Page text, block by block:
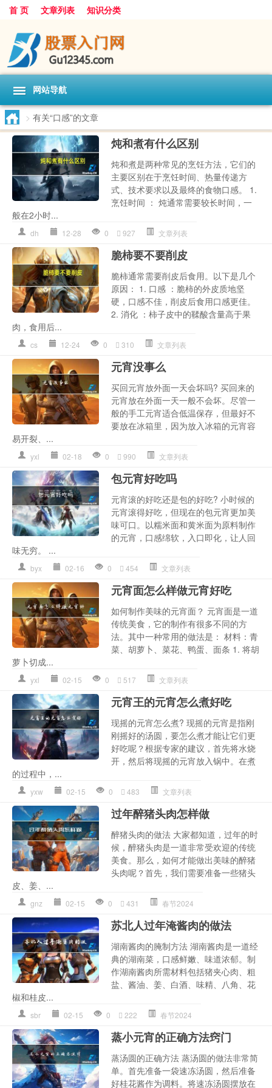
首 页 文章列表 知识分类
网站导航
> 有关“口感”的文章
炖和煮有什么区别
炖和煮是两种常见的烹饪方法，它们的
主要区别在于烹饪时间、热量传递方
式、技术要求以及最终的食物口感。 1.
烹饪时间 ： 炖通常需要较长时间，一
般在2小时...
dh 12-28 0 927 文章列表
脆柿要不要削皮
脆柿通常需要削皮后食用。以下是几个
原因： 1. 口感 ：脆柿的外皮质地坚
硬，口感不佳，削皮后食用口感更佳。
2. 消化 ：柿子皮中的鞣酸含量高于果
肉，食用后...
cs 12-24 0 310 文章列表
元宵没事么
买回元宵放外面一天会坏吗? 买回来的
元宵放在外面一天一般不会坏。尽管一
般的手工元宵适合低温保存，但最好不
要放在冰箱里，因为放入冰箱的元宵容
易开裂、...
yxl 02-18 0 990 文章列表
包元宵好吃吗
元宵滚的好吃还是包的好吃? 小时候的
元宵滚得好吃，但现在的包元宵更加美
味可口。以糯米面和黄米面为原料制作
的元宵，口感绵软，入口即化，让人回
味无穷。 ...
byx 02-16 0 454 文章列表
元宵面怎么样做元宵好吃
如何制作美味的元宵面？ 元宵面是一道
传统美食，它的制作有很多不同的方
法。其中一种常用的做法是： 材料：青
菜、胡萝卜、菜花、鸭蛋、面条 1. 将胡
萝卜切成...
yxl 02-15 0 517 文章列表
元宵王的元宵怎么煮好吃
现摇的元宵怎么煮? 现摇的元宵是指刚
刚摇好的汤圆，要怎么煮才能让它们更
好吃呢？根据专家的建议，首先将水烧
开，然后将现摇的元宵放入锅中。在煮
的过程中，...
yxw 02-15 0 483 文章列表
过年醉猪头肉怎样做
醉猪头肉的做法 大家都知道，过年的时
候，醉猪头肉是一道非常受欢迎的传统
美食。那么，如何才能做出美味的醉猪
头肉呢？首先，我们需要准备一些猪头
皮、姜、...
gnz 02-15 0 431 春节2024
苏北人过年淹酱肉的做法
湖南酱肉的腌制方法 湖南酱肉是一道经
典的湖南菜，口感鲜嫩、味道浓郁。制
作湖南酱肉所需材料包括猪夹心肉、粗
盐、酱油、姜、白酒、味精、八角、花
椒和桂皮...
sbr 02-15 0 222 春节2024
蒸小元宵的正确方法窍门
蒸汤圆的正确方法 蒸汤圆的做法非常简
单。首先准备一袋速冻汤圆，然后准备
好桂花酱作为调料。将速冻汤圆摆放在